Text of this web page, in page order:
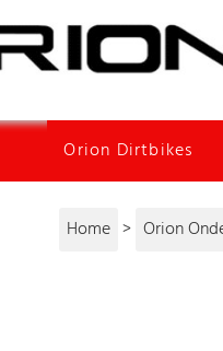
Orion Dirtbikes
Home > Orion